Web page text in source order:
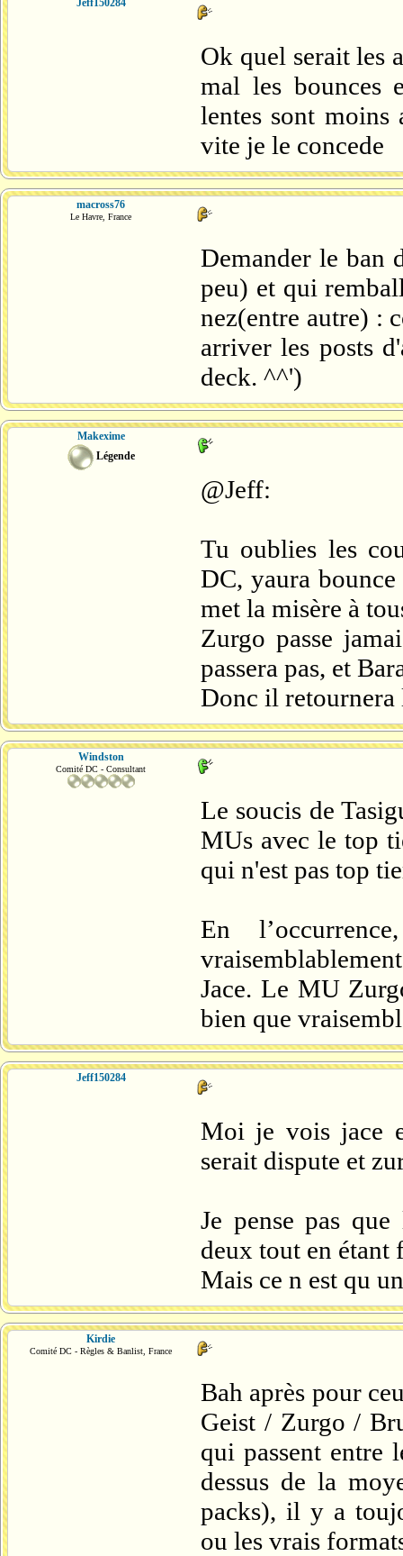
Jeff150284
Ok quel serait les
mal les bounces
lentes sont moins
vite je le concede
macross76
Le Havre, France
Demander le ban
peu) et qui
nez(entre autre) :
arriver les posts
deck. ^^')
Makexime
Légende
@Jeff:
Tu oublies les
DC, yaura
met la misère à
Zurgo passe
passera pas, et
Donc il retournera
Windston
Comité DC - Consultant
Le soucis de
MUs avec le top
qui n'est pas top
En
Jace. Le MU
bien que
Jeff150284
Moi je vois jace
serait dispute et
Je pense pas
deux tout en étant
Mais ce n est qu
Kirdie
Comité DC - Règles & Banlist, France
Bah après pour
Geist / Zurgo /
qui passent entre
dessus de la
packs), il y a
ou les vrais